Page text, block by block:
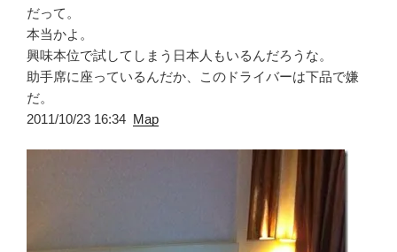
だって。
本当かよ。
興味本位で試してしまう日本人もいるんだろうな。
助手席に座っているんだか、このドライバーは下品で嫌
だ。
2011/10/23 16:34 Map